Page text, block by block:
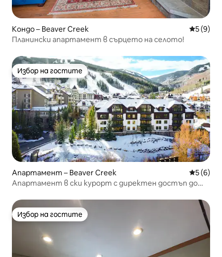
Кондо – Beaver Creek Средна
5 (9)
Планински апартамент в сърцето на селото!
Избор на гостите
Избор на гостите
Апартамент – Beaver Creek Средна
5 (6)
Апартамент в ски курорт с директен достъп до
Избор на гостите
Избор на гостите